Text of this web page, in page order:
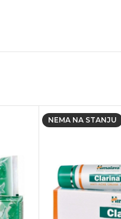
NEMA NA STANJU